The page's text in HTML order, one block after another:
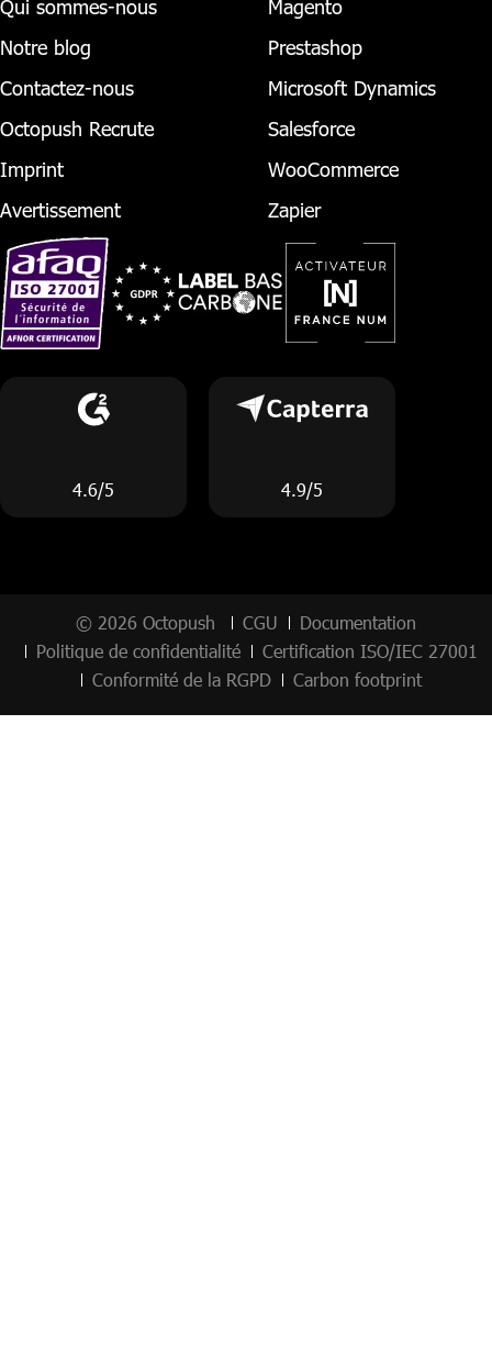
Qui sommes-nous
Notre blog
Contactez-nous
Octopush Recrute
Imprint
Avertissement
Magento
Prestashop
Microsoft Dynamics
Salesforce
WooCommerce
Zapier
4.6/5 4.9/5
© 2026 Octopush CGU
Documentation
Politique de confidentialité
Certification ISO/IEC 27001
Conformité de la RGPD
Carbon footprint